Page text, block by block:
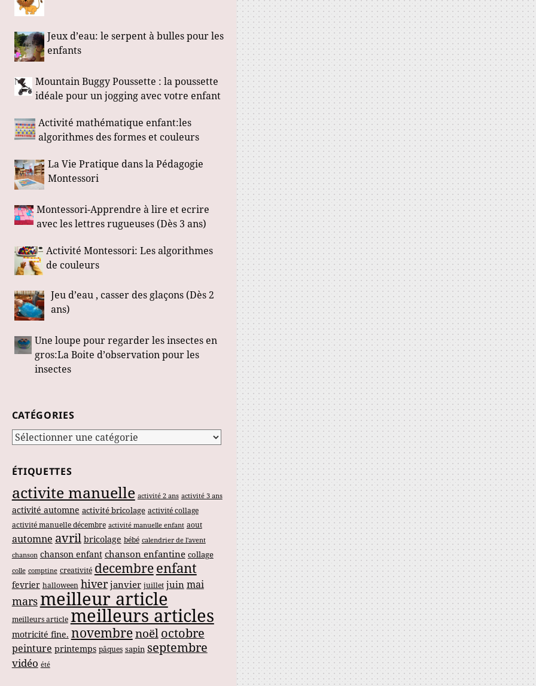
Jeux d’eau: le serpent à bulles pour les
enfants
Mountain Buggy Poussette : la poussette
idéale pour un jogging avec votre enfant
Activité mathématique enfant:les
algorithmes des formes et couleurs
La Vie Pratique dans la Pédagogie
Montessori
Montessori-Apprendre à lire et ecrire
avec les lettres rugueuses (Dès 3 ans)
Activité Montessori: Les algorithmes
de couleurs
Jeu d’eau , casser des glaçons (Dès 2
ans)
Une loupe pour regarder les insectes en
gros:La Boite d’observation pour les
insectes
CATÉGORIES
Catégories
ÉTIQUETTES
activite manuelle activité 2 ans activité 3 ans
activité automne activité bricolage activité collage
activité manuelle décembre activité manuelle enfant aout
automne avril bricolage bébé calendrier de l'avent
chanson chanson enfant chanson enfantine collage
colle comptine creativité decembreenfant
fevrier halloween hiver janvier juillet juin mai
marsmeilleur article
meilleurs article meilleurs articles
motricité fine. novembrenoëloctobre
peinture printemps pâques sapin septembre
vidéo été